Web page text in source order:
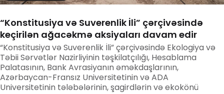
“Konstitusiya və Suverenlik İli” çərçivəsində
keçirilən ağacəkmə aksiyaları davam edir
“Konstitusiya və Suverenlik İli” çərçivəsində Ekologiya və
Təbii Sərvətlər Nazirliyinin təşkilatçılığı, Hesablama
Palatasının, Bank Avrasiyanın əməkdaşlarının,
Azərbaycan-Fransız Universitetinin və ADA
Universitetinin tələbələrinin, şagirdlərin və ekokönü